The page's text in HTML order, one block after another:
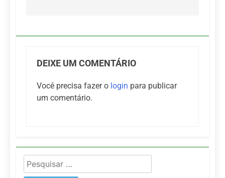
DEIXE UM COMENTÁRIO
Você precisa fazer o login para publicar
um comentário.
Pesquisar
por: